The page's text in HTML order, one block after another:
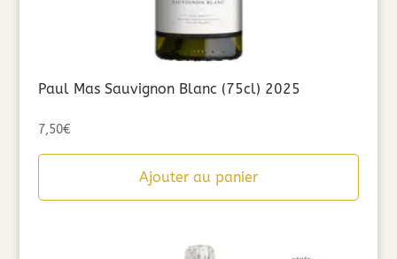
Paul Mas Sauvignon Blanc (75cl) 2025
7,50€
Ajouter au panier